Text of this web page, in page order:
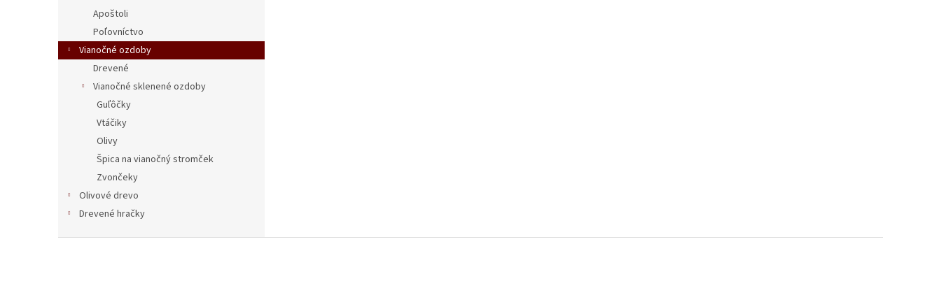
Apoštoli
Poľovníctvo
Vianočné ozdoby
Drevené
Vianočné sklenené ozdoby
Guľôčky
Vtáčiky
Olivy
Špica na vianočný stromček
Zvončeky
Olivové drevo
Drevené hračky